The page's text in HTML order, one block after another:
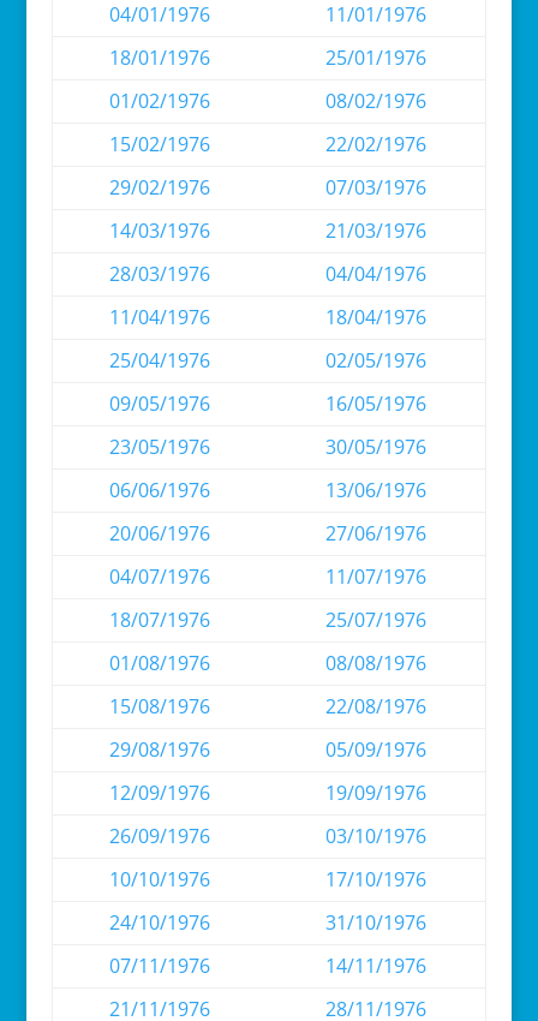
04/01/1976
11/01/1976
18/01/1976
25/01/1976
01/02/1976
08/02/1976
15/02/1976
22/02/1976
29/02/1976
07/03/1976
14/03/1976
21/03/1976
28/03/1976
04/04/1976
11/04/1976
18/04/1976
25/04/1976
02/05/1976
09/05/1976
16/05/1976
23/05/1976
30/05/1976
06/06/1976
13/06/1976
20/06/1976
27/06/1976
04/07/1976
11/07/1976
18/07/1976
25/07/1976
01/08/1976
08/08/1976
15/08/1976
22/08/1976
29/08/1976
05/09/1976
12/09/1976
19/09/1976
26/09/1976
03/10/1976
10/10/1976
17/10/1976
24/10/1976
31/10/1976
07/11/1976
14/11/1976
21/11/1976
28/11/1976